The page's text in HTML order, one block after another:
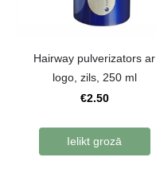
Hairway pulverizators ar
logo, zils, 250 ml
€2.50
Ielikt grozā